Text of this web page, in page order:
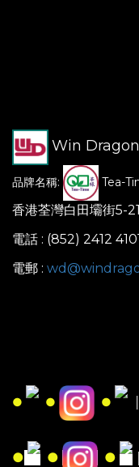
Win
品牌名稱: Tea-
香港荃灣白田壩街5-
電話 : (852) 2412
電郵 :
● ● ●
● ● ●